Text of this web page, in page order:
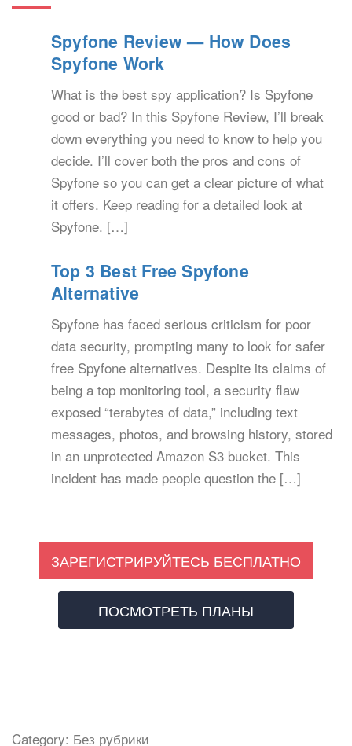
Spyfone Review — How Does
Spyfone Work
What is the best spy application? Is Spyfone
good or bad? In this Spyfone Review, I’ll break
down everything you need to know to help you
decide. I’ll cover both the pros and cons of
Spyfone so you can get a clear picture of what
it offers. Keep reading for a detailed look at
Spyfone. […]
Top 3 Best Free Spyfone
Alternative
Spyfone has faced serious criticism for poor
data security, prompting many to look for safer
free Spyfone alternatives. Despite its claims of
being a top monitoring tool, a security flaw
exposed “terabytes of data,” including text
messages, photos, and browsing history, stored
in an unprotected Amazon S3 bucket. This
incident has made people question the […]
ЗАРЕГИСТРИРУЙТЕСЬ БЕСПЛАТНО
ПОСМОТРЕТЬ ПЛАНЫ
Category: Без рубрики